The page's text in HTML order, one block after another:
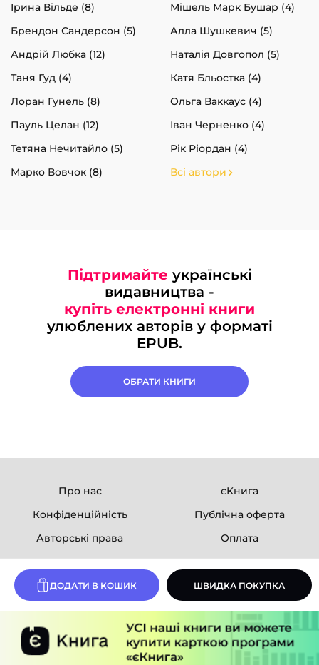
ДОДАТИ В КОШИК ШВИДКА ПОКУПКА
Ірина Вільде (8)
Мішель Марк Бушар (4)
Брендон Сандерсон (5)
Алла Шушкевич (5)
Андрій Любка (12)
Наталія Довгопол (5)
Таня Гуд (4)
Катя Бльостка (4)
Лоран Гунель (8)
Ольга Ваккаус (4)
Пауль Целан (12)
Іван Черненко (4)
Тетяна Нечитайло (5)
Рік Ріордан (4)
Марко Вовчок (8)
Всі автори
Підтримайте українські
видавництва -
купіть електронні книги
улюблених авторів у форматі
EPUB.
ОБРАТИ КНИГИ
Про нас
єКнига
Конфіденційність
Публічна оферта
Авторські права
Оплата
Розробка сайту